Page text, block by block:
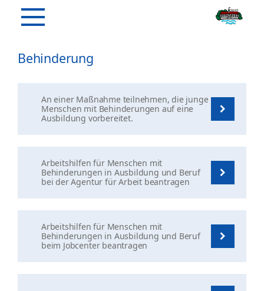
Behinderung
An einer Maßnahme teilnehmen, die junge
Menschen mit Behinderungen auf eine
Ausbildung vorbereitet.
Arbeitshilfen für Menschen mit
Behinderungen in Ausbildung und Beruf
bei der Agentur für Arbeit beantragen
Arbeitshilfen für Menschen mit
Behinderungen in Ausbildung und Beruf
beim Jobcenter beantragen